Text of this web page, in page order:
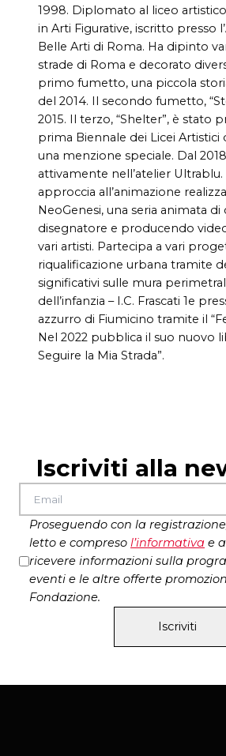
1998. Diplomato al liceo artistico
in Arti Figurative, iscritto presso
Belle Arti di Roma. Ha dipinto
strade di Roma e decorato
primo fumetto, una piccola
del 2014. Il secondo fumetto,
2015. Il terzo, “Shelter”, è stato
prima Biennale dei Licei Artistici
una menzione speciale. Dal
attivamente nell’atelier Ultrablu.
approccia all’animazione
NeoGenesi, una seria animata di
disegnatore e producendo
vari artisti. Partecipa a vari
riqualificazione urbana tramite
significativi sulle mura
dell’infanzia – I.C. Frascati 1e
azzurro di Fiumicino tramite il
Nel 2022 pubblica il suo nuovo
Seguire la Mia Strada”.
Iscriviti alla
Proseguendo con la
letto e compreso l’informativa e
ricevere informazioni sulla
eventi e le altre offerte
Fondazione.
Iscriviti